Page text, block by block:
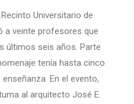
Universitario de
a veinte profesores que
últimos seis años. Parte
tenía hasta cinco
En el evento,
al arquitecto José E.